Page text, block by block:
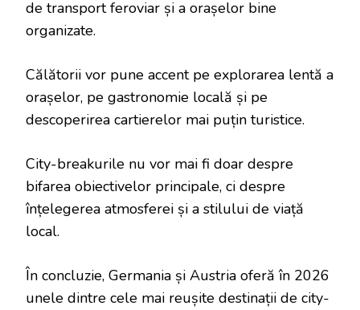
de transport feroviar și a orașelor bine
organizate.
Călătorii vor pune accent pe explorarea lentă a
orașelor, pe gastronomie locală și pe
descoperirea cartierelor mai puțin turistice.
City-breakurile nu vor mai fi doar despre
bifarea obiectivelor principale, ci despre
înțelegerea atmosferei și a stilului de viață
local.
În concluzie, Germania și Austria oferă în 2026
unele dintre cele mai reușite destinații de city-